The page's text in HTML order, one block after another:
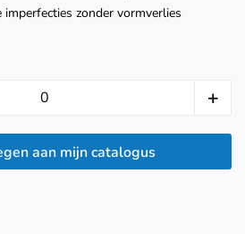
zonder vormverlies
aan mijn catalogus